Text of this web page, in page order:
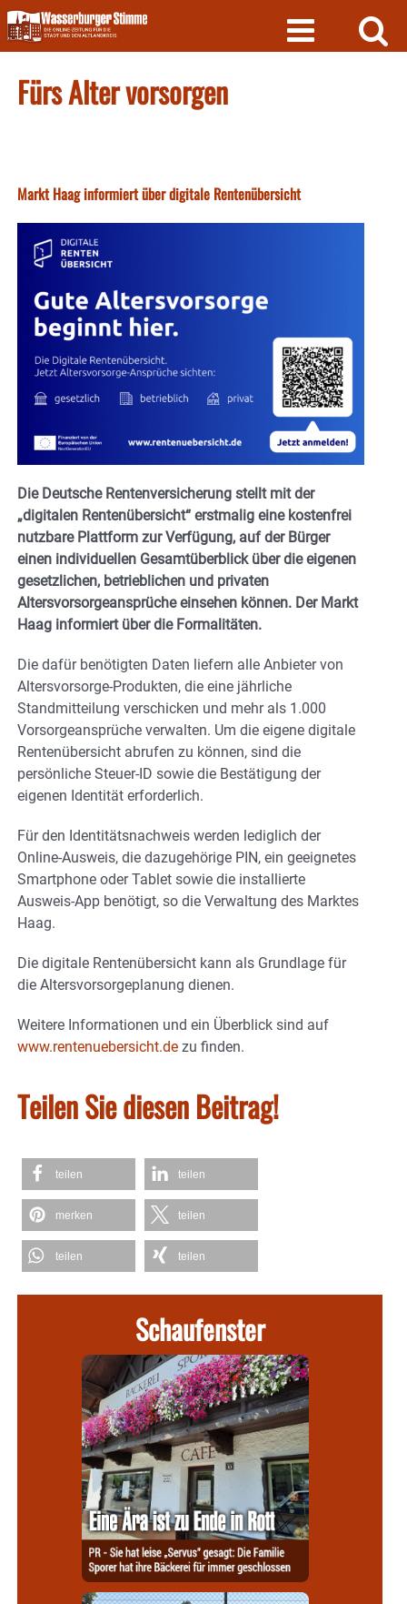
Skip
to
content
Fürs Alter vorsorgen
Markt Haag informiert über digitale Rentenübersicht
Die Deutsche Rentenversicherung stellt mit der
„digitalen Rentenübersicht“ erstmalig eine kostenfrei
nutzbare Plattform zur Verfügung, auf der Bürger
einen individuellen Gesamtüberblick über die eigenen
gesetzlichen, betrieblichen und privaten
Altersvorsorgeansprüche einsehen können. Der Markt
Haag informiert über die Formalitäten.
Die dafür benötigten Daten liefern alle Anbieter von
Altersvorsorge-Produkten, die eine jährliche
Standmitteilung verschicken und mehr als 1.000
Vorsorgeansprüche verwalten. Um die eigene digitale
Rentenübersicht abrufen zu können, sind die
persönliche Steuer-ID sowie die Bestätigung der
eigenen Identität erforderlich.
Für den Identitätsnachweis werden lediglich der
Online-Ausweis, die dazugehörige PIN, ein geeignetes
Smartphone oder Tablet sowie die installierte
Ausweis-App benötigt, so die Verwaltung des Marktes
Haag.
Die digitale Rentenübersicht kann als Grundlage für
die Altersvorsorgeplanung dienen.
Weitere Informationen und ein Überblick sind auf
www.rentenuebersicht.de zu finden.
Teilen Sie diesen Beitrag!
teilen teilen
merken teilen
teilen teilen
Schaufenster